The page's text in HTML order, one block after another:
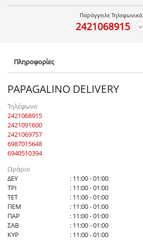
Παράγγειλε Τηλεφωνικά
2421068915
Πληροφορίες
PAPAGALINO DELIVERY
Τηλέφωνο
2421068915
2421091600
2421069757
6987015648
6940510394
Ωράριο
ΔΕΥ
: 11:00 - 01:00
ΤΡΙ
: 11:00 - 01:00
ΤΕΤ
: 11:00 - 01:00
ΠΕΜ
: 11:00 - 01:00
ΠΑΡ
: 11:00 - 01:00
ΣΑΒ
: 11:00 - 01:00
ΚΥΡ
: 11:00 - 01:00